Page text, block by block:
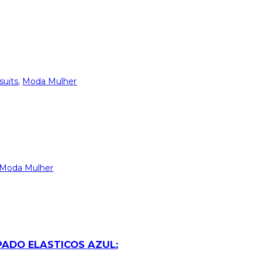
, Moda Mulher
Moda Mulher
ELASTICOS AZUL;